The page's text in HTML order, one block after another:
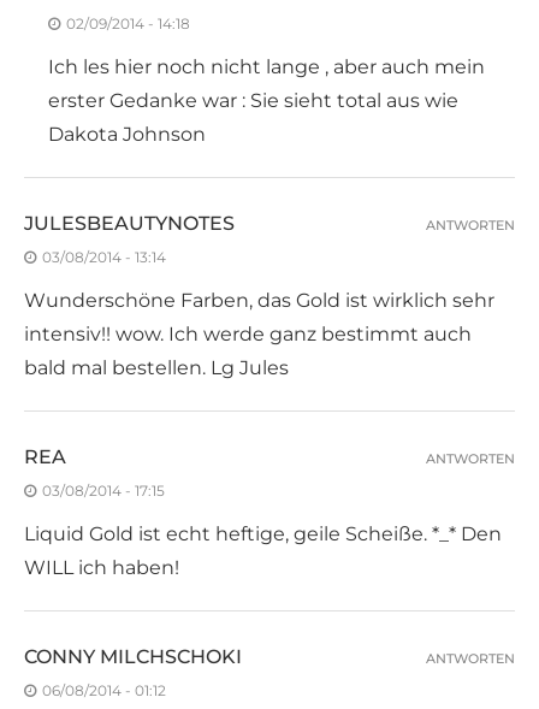
02/09/2014 - 14:18
Ich les hier noch nicht lange , aber auch mein
erster Gedanke war : Sie sieht total aus wie
Dakota Johnson
JULESBEAUTYNOTES
03/08/2014 - 13:14
Wunderschöne Farben, das Gold ist wirklich sehr
intensiv!! wow. Ich werde ganz bestimmt auch
bald mal bestellen. Lg Jules
ANTWORTEN
REA
03/08/2014 - 17:15
Liquid Gold ist echt heftige, geile Scheiße. *_* Den
WILL ich haben!
ANTWORTEN
CONNY MILCHSCHOKI
06/08/2014 - 01:12
ANTWORTEN